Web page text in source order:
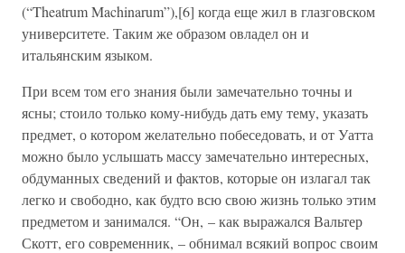
(“Theatrum Machinarum”),[6] когда еще жил в глазговском
университете. Таким же образом овладел он и
итальянским языком.
При всем том его знания были замечательно точны и
ясны; стоило только кому-нибудь дать ему тему, указать
предмет, о котором желательно побеседовать, и от Уатта
можно было услышать массу замечательно интересных,
обдуманных сведений и фактов, которые он излагал так
легко и свободно, как будто всю свою жизнь только этим
предметом и занимался. “Он, – как выражался Вальтер
Скотт, его современник, – обнимал всякий вопрос своим